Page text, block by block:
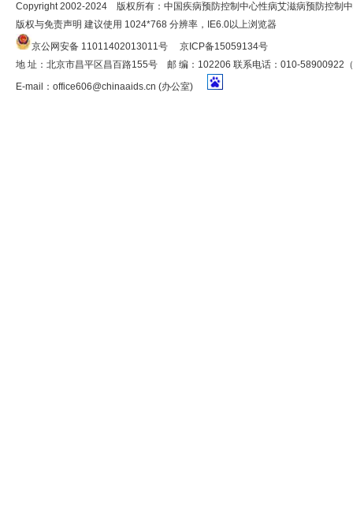
Copyright 2002-2024 版权所有：中国疾病预防控制中心性病艾滋病预防控制
版权与免责声明 建议使用 1024*768 分辨率，IE6.0以上浏览器
京公网安备 11011402013011号
京ICP备15059134号
地 址：北京市昌平区昌百路155号 邮 编：102206 联系电话：010-58900922
E-mail： office606@chinaaids.cn (办公室)